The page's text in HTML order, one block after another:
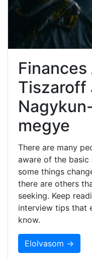
Finances
Tiszaroff
megye
There are many
aware of the basic
some things
there are others
seeking. Keep
interview tips that
know.
Elolvasom →